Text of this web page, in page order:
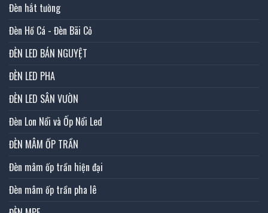
Đèn hắt tường
Đèn Hồ Cá - Đèn Bãi Cỏ
ĐÈN LED BÁN NGUYỆT
ĐÈN LED PHA
ĐÈN LED SÂN VƯỜN
Đèn Lon Nổi và Ốp Nổi Led
ĐÈN MÂM ỐP TRẦN
Đèn mâm ốp trần hiện đại
Đèn mâm ốp trần pha lê